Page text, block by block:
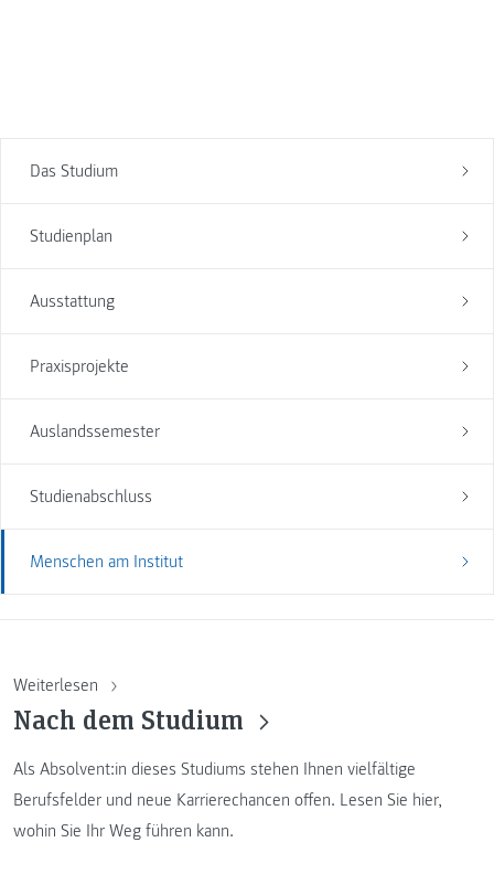
Das Studium
Studienplan
Ausstattung
Praxisprojekte
Auslandssemester
Studienabschluss
Menschen am Institut
Weiterlesen
Nach dem Studium
Als Absolvent:in dieses Studiums stehen Ihnen vielfältige
Berufsfelder und neue Karrierechancen offen. Lesen Sie hier,
wohin Sie Ihr Weg führen kann.